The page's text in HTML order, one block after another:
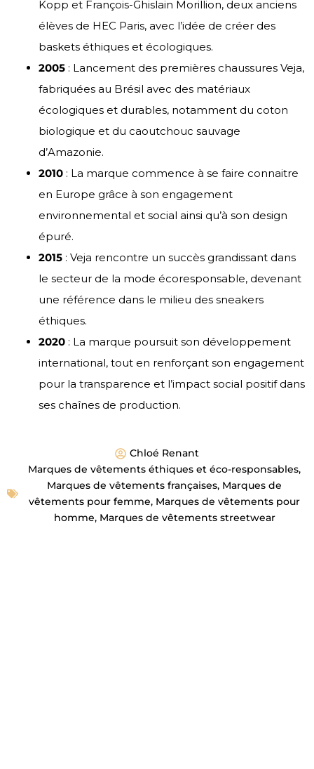
Kopp et François-Ghislain Morillion, deux anciens
élèves de HEC Paris, avec l’idée de créer des
baskets éthiques et écologiques.
2005 : Lancement des premières chaussures Veja,
fabriquées au Brésil avec des matériaux
écologiques et durables, notamment du coton
biologique et du caoutchouc sauvage
d’Amazonie.
2010 : La marque commence à se faire connaitre
en Europe grâce à son engagement
environnemental et social ainsi qu’à son design
épuré.
2015 : Veja rencontre un succès grandissant dans
le secteur de la mode écoresponsable, devenant
une référence dans le milieu des sneakers
éthiques.
2020 : La marque poursuit son développement
international, tout en renforçant son engagement
pour la transparence et l’impact social positif dans
ses chaînes de production.
Chloé Renant
Marques de vêtements éthiques et éco-responsables,
Marques de vêtements françaises, Marques de
vêtements pour femme, Marques de vêtements pour
homme, Marques de vêtements streetwear